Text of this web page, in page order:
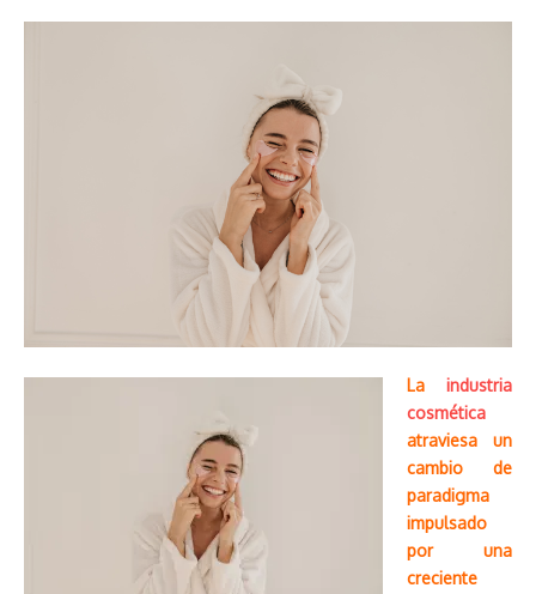
La industria
cosmética
atraviesa un
cambio de
paradigma
impulsado
por una
creciente